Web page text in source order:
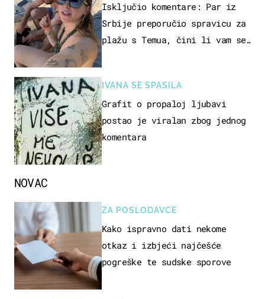
Isključio komentare: Par iz
Srbije preporučio spravicu za
plažu s Temua, čini li vam se
IVANA SE SPASILA
Grafit o propaloj ljubavi
postao je viralan zbog jednog
komentara
NOVAC
ZA POSLODAVCE
Kako ispravno dati nekome
otkaz i izbjeći najčešće
pogreške te sudske sporove